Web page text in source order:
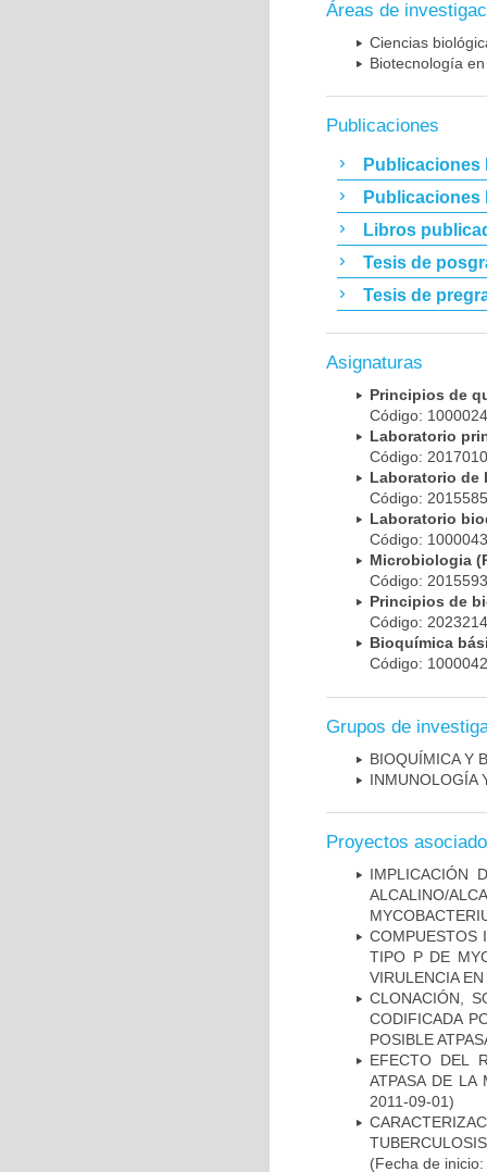
Áreas de
Ciencias
Biotecnología
Publicaciones
Publicaciones
Publicaciones
Libros
Tesis de
Tesis de
Asignaturas
Principios de
Código:
Laboratorio
Código:
Laboratorio de
Código:
Laboratorio
Código:
Microbiologia
Código:
Principios de
Código:
Bioquímica
Código:
Grupos de
BIOQUÍMICA Y
INMUNOLOGÍA
Proyectos
IMPLICACIÓN
ALCALINO/
COMPUESTOS
TIPO P DE
VIRULENCIA
CLONACIÓN,
CODIFICADA
POSIBLE
EFECTO DEL
ATPASA DE LA
2011-09-01)
(Fecha de